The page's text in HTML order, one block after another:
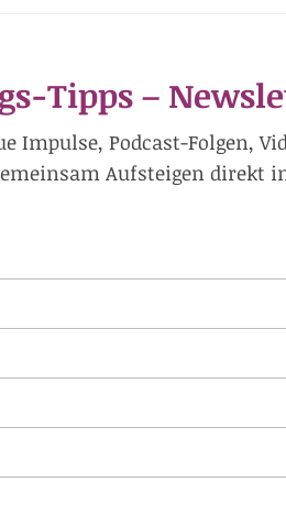
Tipps –
Impulse, Podcast-Folgen,
Aufsteigen direkt